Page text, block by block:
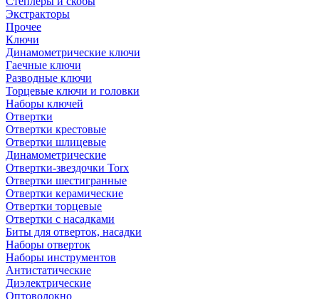
Экстракторы
Прочее
Ключи
Динамометрические ключи
Гаечные ключи
Разводные ключи
Торцевые ключи и головки
Наборы ключей
Отвертки
Отвертки крестовые
Отвертки шлицевые
Динамометрические
Отвертки-звездочки Torx
Отвертки шестигранные
Отвертки керамические
Отвертки торцевые
Отвертки с насадками
Биты для отверток, насадки
Наборы отверток
Наборы инструментов
Антистатические
Диэлектрические
Оптоволокно